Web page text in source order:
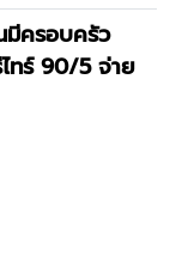
ครอบครัว
ทร์ 90/5 จ่าย